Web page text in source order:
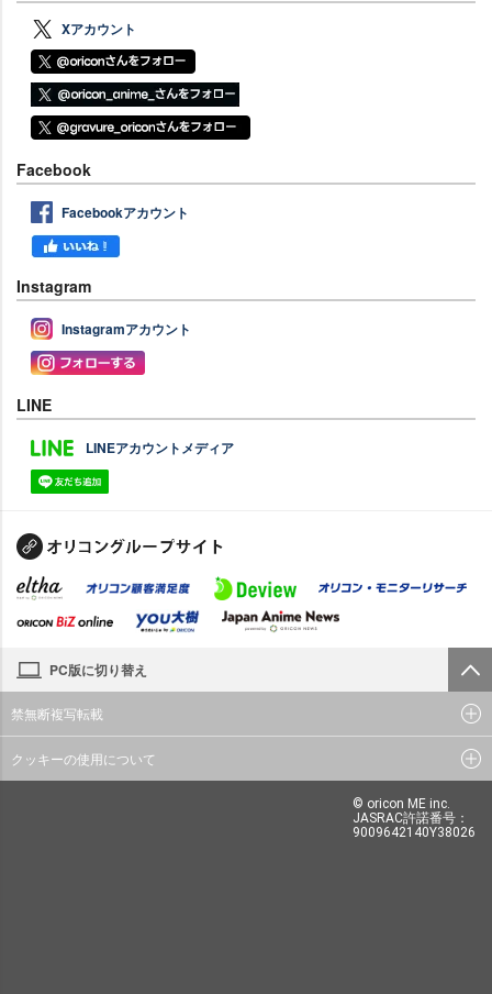
Xアカウント
Facebook
Facebookアカウント
Instagram
Instagramアカウント
LINE
LINEアカウントメディア
PC版に切り替え
禁無断複写転載
クッキーの使用について
© oricon ME inc.
JASRAC許諾番号：
9009642140Y38026